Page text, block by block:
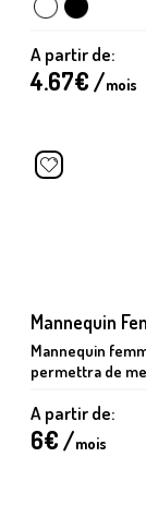
A partir de:
4.67€ /mois
Mannequin
Mannequin
permettra de
A partir de:
6€ /mois